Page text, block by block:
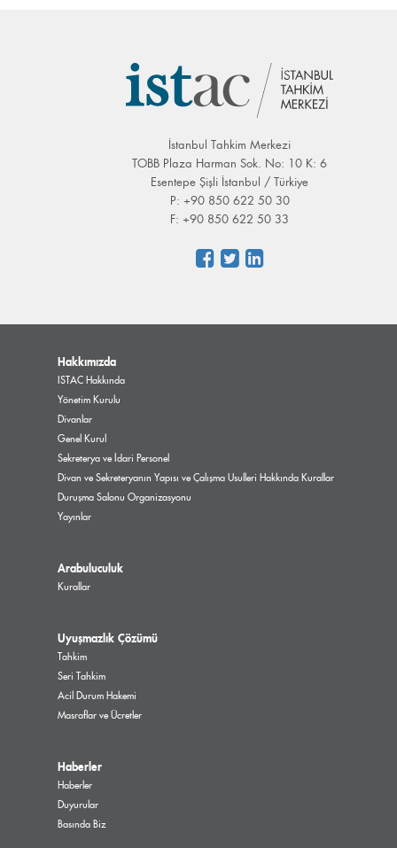
İstanbul Tahkim Merkezi
TOBB Plaza Harman Sok. No: 10 K: 6
Esentepe Şişli İstanbul / Türkiye
P: +90 850 622 50 30
F: +90 850 622 50 33
Hakkımızda
ISTAC Hakkında
Yönetim Kurulu
Divanlar
Genel Kurul
Sekreterya ve İdari Personel
Divan ve Sekreteryanın Yapısı ve Çalışma Usulleri Hakkında Kurallar
Duruşma Salonu Organizasyonu
Yayınlar
Arabuluculuk
Kurallar
Uyuşmazlık Çözümü
Tahkim
Seri Tahkim
Acil Durum Hakemi
Masraflar ve Ücretler
Haberler
Haberler
Duyurular
Basında Biz